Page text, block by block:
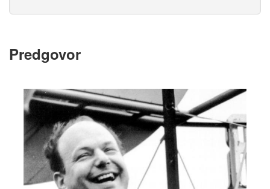
Predgovor